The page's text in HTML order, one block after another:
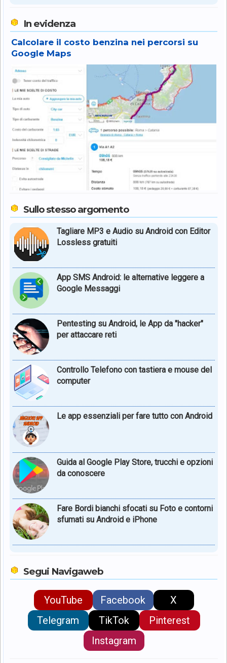
In evidenza
Calcolare il costo benzina nei percorsi su
Google Maps
Sullo stesso argomento
Tagliare MP3 e Audio su Android con Editor
Lossless gratuiti
App SMS Android: le alternative leggere a
Google Messaggi
Pentesting su Android, le App da "hacker"
per attaccare reti
Controllo Telefono con tastiera e mouse del
computer
Le app essenziali per fare tutto con Android
Guida al Google Play Store, trucchi e opzioni
da conoscere
Fare Bordi bianchi sfocati su Foto e contorni
sfumati su Android e iPhone
Segui Navigaweb
YouTube Facebook
X
Telegram
TikTok
Pinterest
Instagram